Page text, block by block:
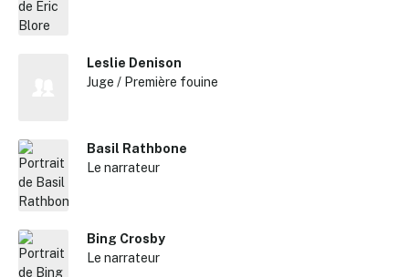
Leslie Denison
Juge / Première fouine
Basil Rathbone
Le narrateur
Bing Crosby
Le narrateur